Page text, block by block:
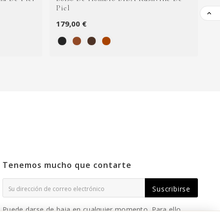
Piel
179,00 €
Tenemos mucho que contarte
Suscribirse
Puede darse de baja en cualquier momento. Para ello,
